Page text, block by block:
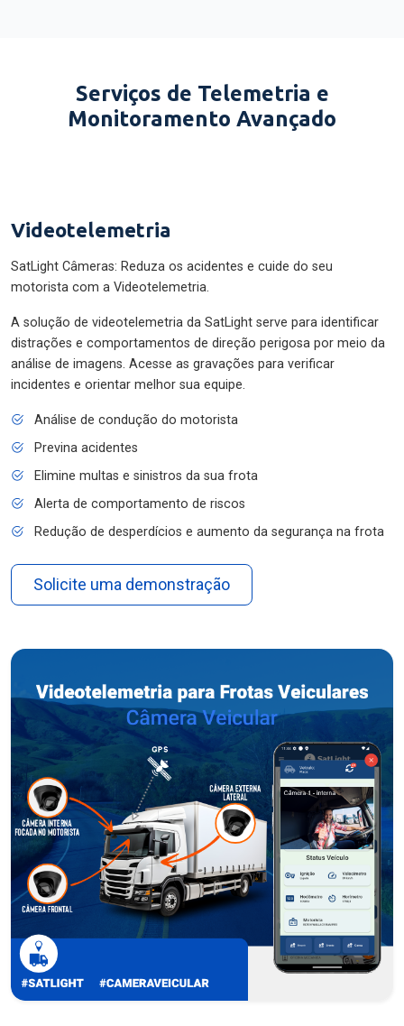
Serviços de Telemetria e
Monitoramento Avançado
Videotelemetria
SatLight Câmeras: Reduza os acidentes e cuide do seu
motorista com a Videotelemetria.
A solução de videotelemetria da SatLight serve para identificar
distrações e comportamentos de direção perigosa por meio da
análise de imagens. Acesse as gravações para verificar
incidentes e orientar melhor sua equipe.
Análise de condução do motorista
Previna acidentes
Elimine multas e sinistros da sua frota
Alerta de comportamento de riscos
Redução de desperdícios e aumento da segurança na frota
Solicite uma demonstração